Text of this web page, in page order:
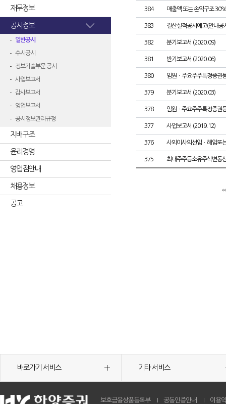
재무정보
공시정보
일반공시
수시공시
정보기술부문 공시
사업보고서
감사보고서
영업보고서
공시정보관리규정
지배구조
윤리경영
영업점안내
채용정보
공고
384 매출액 또는 손익구조
383 결산실적공시예고(안내공
382 분기보고서 (2020.09)
381 반기보고서 (2020.06)
380 임원ㆍ주요주주특정증권
379 분기보고서 (2020.03)
378 임원ㆍ주요주주특정증권
377 사업보고서 (2019.12)
376 사외이사의선임ㆍ해임또
375 최대주주등소유주식변동
바로가기 서비스 기타 서비스
보호금융상품등록부 공동인증안내 이용